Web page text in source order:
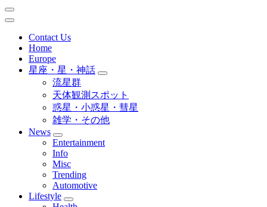
Contact Us
Home
Europe
星座・星・神話
流星群
天体観測スポット
惑星・小惑星・彗星
雑学・その他
News
Entertainment
Info
Misc
Trending
Automotive
Lifestyle